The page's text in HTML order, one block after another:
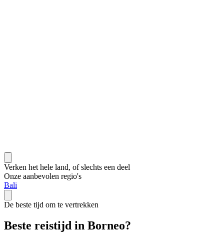
Verken het hele land, of slechts een deel
Onze aanbevolen regio's
Bali
De beste tijd om te vertrekken
Beste reistijd in Borneo?